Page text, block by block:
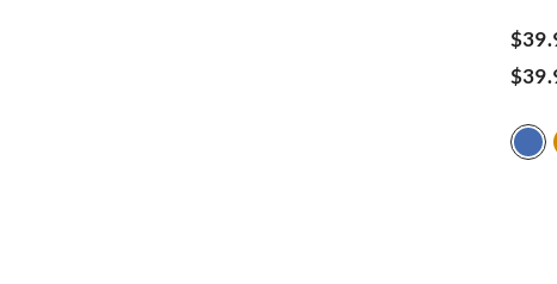
$39.
$39.